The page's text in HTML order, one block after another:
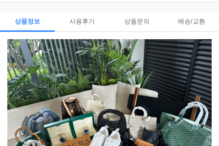
상품정보 사용후기 상품문의 배송/교환